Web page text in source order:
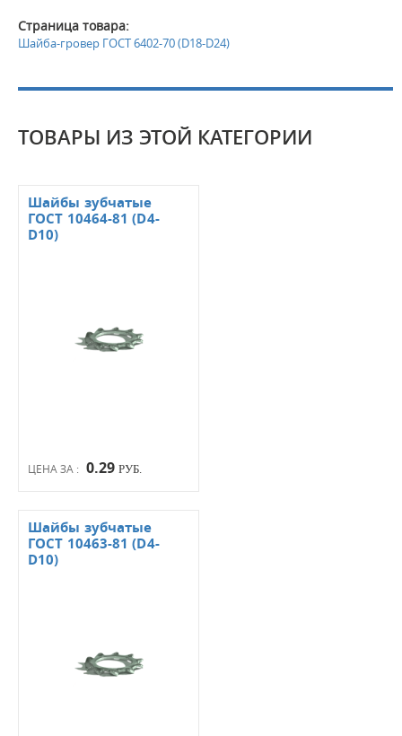
Страница товара:
Шайба-гровер ГОСТ 6402-70 (D18-D24)
ТОВАРЫ ИЗ ЭТОЙ КАТЕГОРИИ
ЦЕНА ЗА : 0.29 РУБ.
Шайбы зубчатые
ГОСТ 10464-81 (D4-
D10)
Шайбы зубчатые
ГОСТ 10463-81 (D4-
D10)